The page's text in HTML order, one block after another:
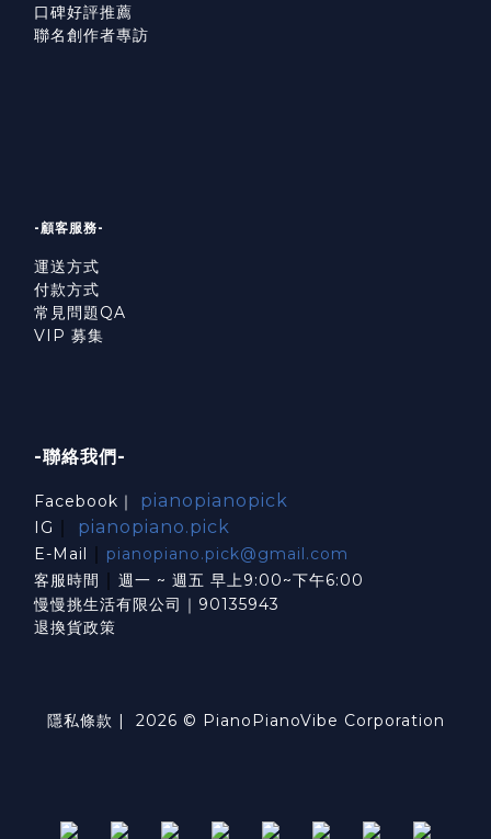
口碑好評推薦
聯名創作者專訪
-顧客服務-
運送方式
付款方式
常見問題QA
VIP 募集
-聯絡我們-
Facebook｜ pianopianopick
IG ｜ pianopiano.pick
E-Mail ｜ pianopiano.pick@gmail.com
客服時間 ｜ 週一 ~ 週五 早上9:00~下午6:00
慢慢挑生活有限公司｜90135943
退換貨政策
隱私條款 | 2026 © PianoPianoVibe Corporation